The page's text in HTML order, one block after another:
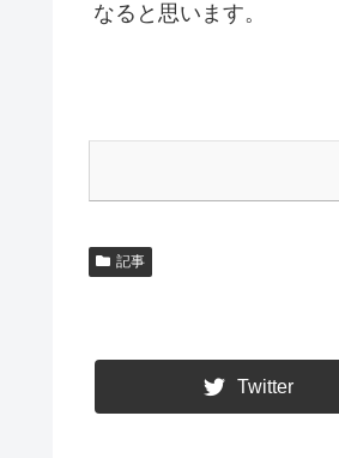
なると思います。
記事
Twitter